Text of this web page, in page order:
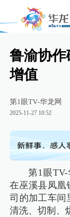
鲁渝协
增值
第1眼TV-华龙网
2025-11-27 10:52
第1眼TV-
在巫溪县凤凰
司的加工车间
清洗、切制、